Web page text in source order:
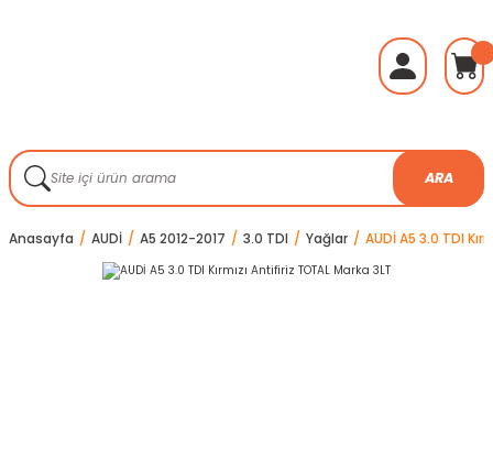
ARA
Anasayfa AUDİ A5 2012-2017 3.0 TDI Yağlar AUDİ A5 3.0 TDI